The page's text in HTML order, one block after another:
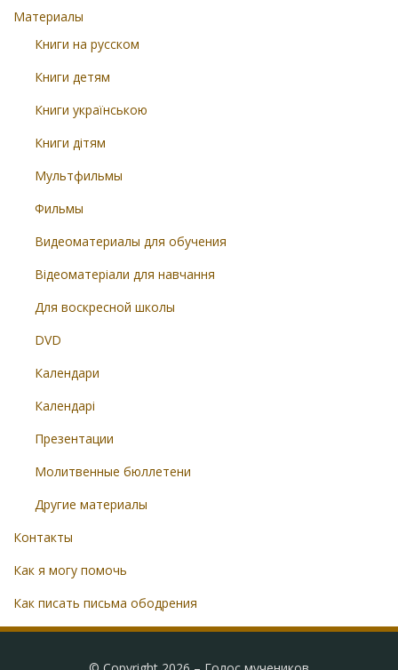
Материалы
Книги на русском
Книги детям
Книги українською
Книги дітям
Мультфильмы
Фильмы
Видеоматериалы для обучения
Відеоматеріали для навчання
Для воскресной школы
DVD
Календари
Календарі
Презентации
Молитвенные бюллетени
Другие материалы
Контакты
Как я могу помочь
Как писать письма ободрения